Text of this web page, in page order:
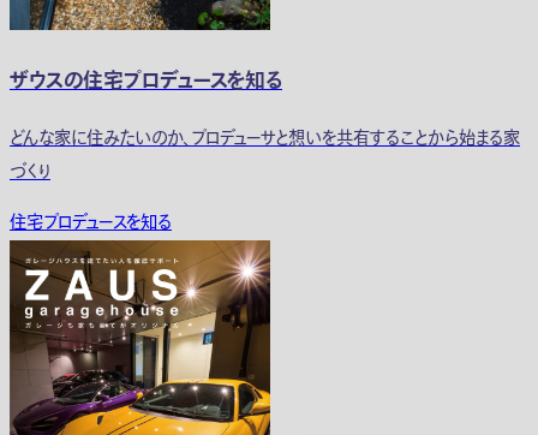
ザウスの住宅プロデュースを知る
どんな家に住みたいのか、プロデューサと想いを共有することから始まる家
づくり
住宅プロデュースを知る